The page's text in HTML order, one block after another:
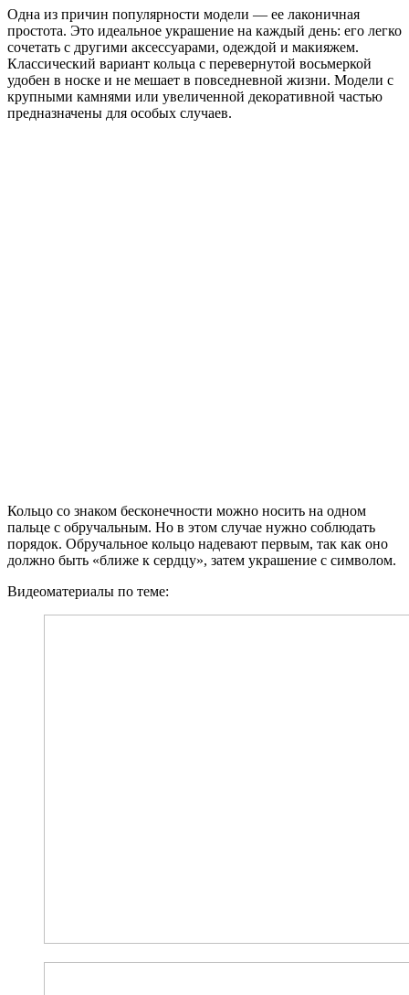
Одна из причин популярности модели — ее лаконичная
простота. Это идеальное украшение на каждый день: его легко
сочетать с другими аксессуарами, одеждой и макияжем.
Классический вариант кольца с перевернутой восьмеркой
удобен в носке и не мешает в повседневной жизни. Модели с
крупными камнями или увеличенной декоративной частью
предназначены для особых случаев.
Кольцо со знаком бесконечности можно носить на одном
пальце с обручальным. Но в этом случае нужно соблюдать
порядок. Обручальное кольцо надевают первым, так как оно
должно быть «ближе к сердцу», затем украшение с символом.
Видеоматериалы по теме: